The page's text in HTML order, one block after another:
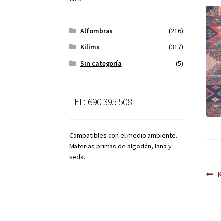
Alfombras
(216)
Kilims
(317)
Sin categoría
(5)
TEL: 690 395 508
Compatibles con el medio ambiente.
Materias primas de algodón, lana y
seda.